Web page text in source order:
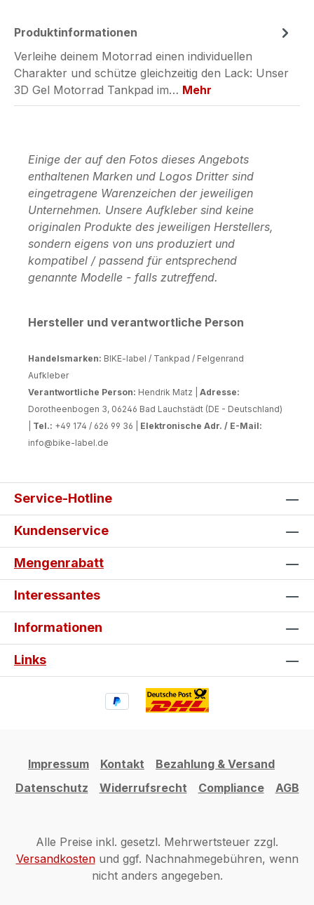
Produktinformationen
Verleihe deinem Motorrad einen individuellen
Charakter und schütze gleichzeitig den Lack: Unser
3D Gel Motorrad Tankpad im… Mehr
Einige der auf den Fotos dieses Angebots
enthaltenen Marken und Logos Dritter sind
eingetragene Warenzeichen der jeweiligen
Unternehmen. Unsere Aufkleber sind keine
originalen Produkte des jeweiligen Herstellers,
sondern eigens von uns produziert und
kompatibel / passend für entsprechend
genannte Modelle - falls zutreffend.
Hersteller und verantwortliche Person
Handelsmarken: BIKE-label / Tankpad / Felgenrand
Aufkleber
Verantwortliche Person: Hendrik Matz | Adresse:
Dorotheenbogen 3, 06246 Bad Lauchstädt (DE - Deutschland)
Tel.: +49 174 / 626 99 36 | Elektronische Adr. / E-Mail:
info@bike-label.de
Service-Hotline
Kundenservice
Mengenrabatt
Interessantes
Informationen
Links
Impressum Kontakt
Bezahlung & Versand
Datenschutz
Widerrufsrecht Compliance AGB
Alle Preise inkl. gesetzl. Mehrwertsteuer zzgl.
Versandkostenund ggf. Nachnahmegebühren, wenn
nicht anders angegeben.